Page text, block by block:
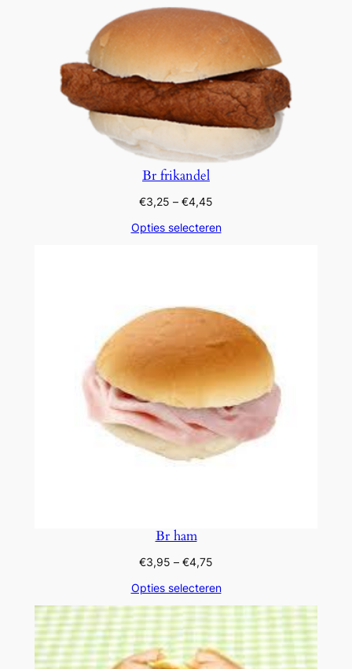
€4,95
Br frikandel
€3,25 – €4,45
tot
Opties selecteren
Br ham
€3,95 – €4,75
tot
€4,75
Opties selecteren